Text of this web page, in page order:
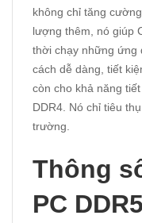
không chỉ tăng
lượng thêm, nó giúp
thời chạy những ứng
cách dễ dàng, tiết
còn cho khả năng
DDR4. Nó chỉ tiêu
trường.
Thông
PC